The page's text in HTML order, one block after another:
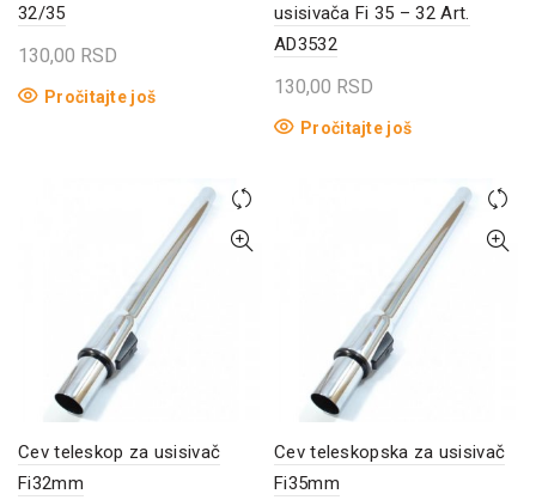
32/35
130,00 RSD
Pročitajte još
usisivača Fi 35 – 32 Art.
AD3532
130,00 RSD
Pročitajte još
Cev teleskop za usisivač
Fi32mm
Cev teleskopska za usisivač
Fi35mm